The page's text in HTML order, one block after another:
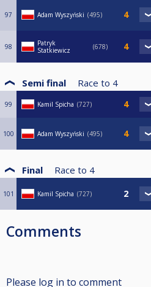
97 Adam Wyszyński 495
98
Patryk
Statkiewicz
678
Semi final Race to 4
99 Kamil Spicha 727
100 Adam Wyszyński 495
Final Race to 4
101 Kamil Spicha 727
Comments
Please log in to comment